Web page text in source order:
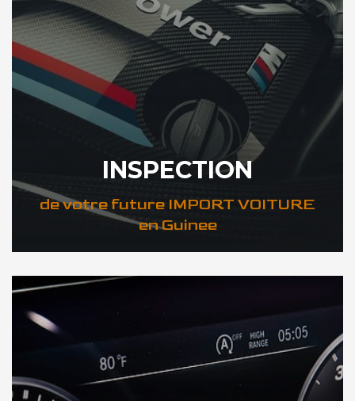
INSPECTION
de votre future IMPORT VOITURE
en Guinee
DÉCOUVREZ VOTRE INSPECTION AUTO en Guinee